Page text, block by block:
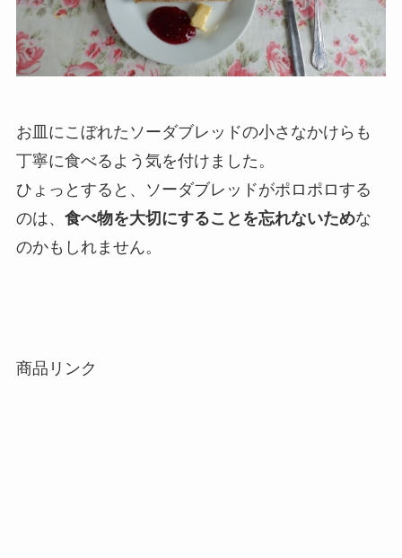
お皿にこぼれたソーダブレッドの小さなかけらも
丁寧に食べるよう気を付けました。
ひょっとすると、
ソーダブレッドがポロポロする
のは、 食べ物を大切にすることを忘れないためな
のかもしれません。
商品リンク